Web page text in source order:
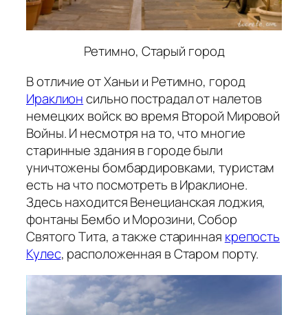
Ретимно, Старый город
В отличие от Ханьи и Ретимно, город
Ираклионсильно пострадал от налетов
немецких войск во время Второй Мировой
Войны. И несмотря на то, что многие
старинные здания в городе были
уничтожены бомбардировками, туристам
есть на что посмотреть в Ираклионе.
Здесь находится Венецианская лоджия,
фонтаны Бембо и Морозини, Собор
Святого Тита, а также старинная крепость
Кулес, расположенная в Старом порту.